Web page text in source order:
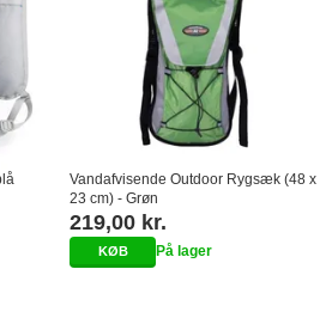
Vandafvisende Outdoor Rygsæk (48 x
23 cm) - Grøn
219,00 kr.
På lager